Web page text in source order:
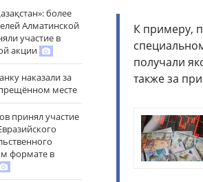
более
Алматинской
участие в
акции
наказали за
месте
принял участие
формате в
К примеру,
получали
также за